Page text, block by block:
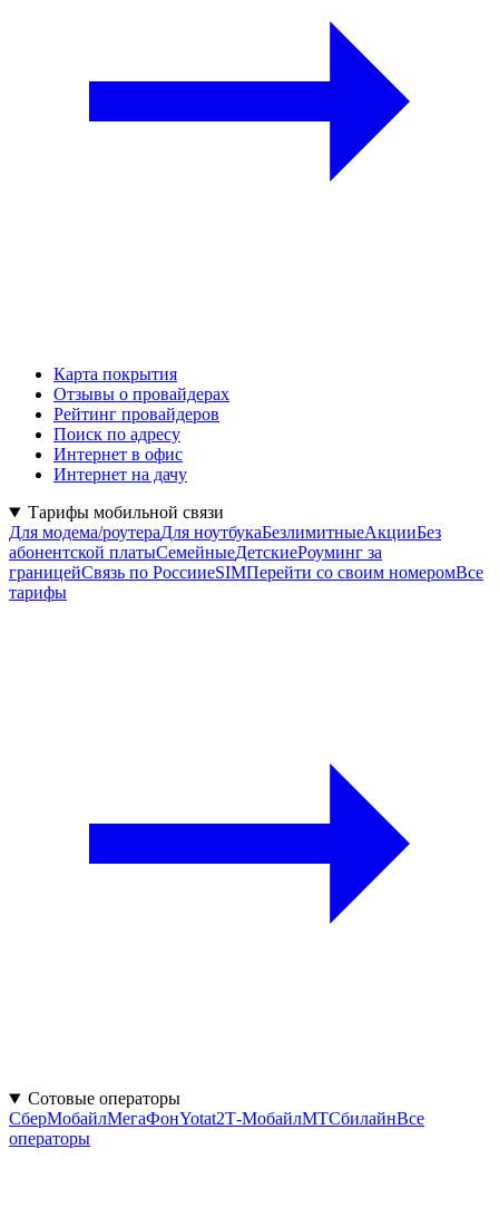
Карта покрытия
Отзывы о провайдерах
Рейтинг провайдеров
Поиск по адресу
Интернет в офис
Интернет на дачу
Тарифы мобильной связи
Для модема/роутераДля ноутбукаБезлимитныеАкцииБез
абонентской платыСемейныеДетскиеРоуминг за
границейСвязь по РоссииeSIMПерейти со своим номеромВсе
тарифы
Сотовые операторы
СберМобайлМегаФонYotat2Т‑МобайлМТСбилайнВсе
операторы